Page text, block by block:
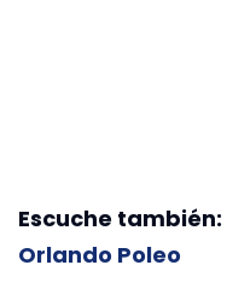
Escuche también:
Orlando Poleo